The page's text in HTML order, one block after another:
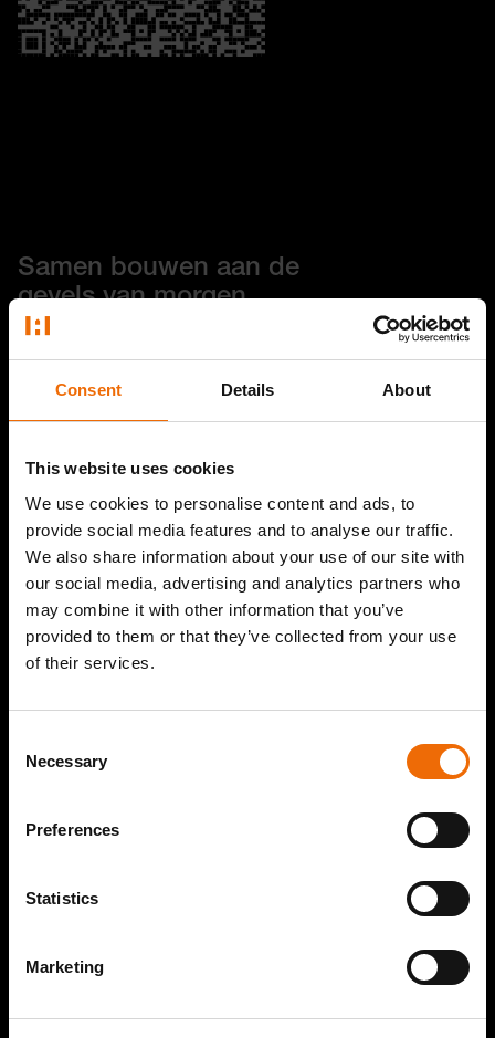
Consent Details About
This website uses cookies
We use cookies to personalise content and ads, to
provide social media features and to analyse our traffic.
We also share information about your use of our site with
our social media, advertising and analytics partners who
may combine it with other information that you’ve
provided to them or that they’ve collected from your use
of their services.
Selection
Necessary
Preferences
Statistics
Marketing
Samen bouwen aan de
gevels van morgen
088 118 57 00
info@aberson.nl
Gouwe 1,
8032 CA Zwolle
Showroom Amsterdam
Zekeringstraat 32,
4817 ZR Breda
6049 CP Roermond